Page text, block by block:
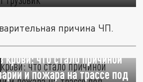
причина ЧП.
крови: что стало причиной
и пожара на трассе под